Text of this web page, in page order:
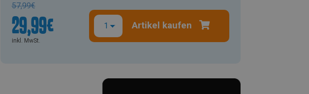
57,99€Ursprünglicher
Preis
war:
29,99€
Aktueller
inkl. MwSt.
Artikel kaufen